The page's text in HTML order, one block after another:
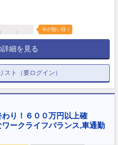
今が狙い目！
細を見る
スト（要ログイン）
り！６００万円以上確
ークライフバランス,車通勤